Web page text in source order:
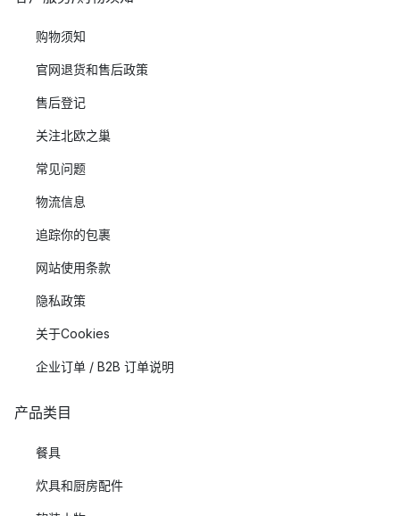
购物须知
官网退货和售后政策
售后登记
关注北欧之巢
常见问题
物流信息
追踪你的包裹
网站使用条款
隐私政策
关于Cookies
企业订单 / B2B 订单说明
产品类目
餐具
炊具和厨房配件